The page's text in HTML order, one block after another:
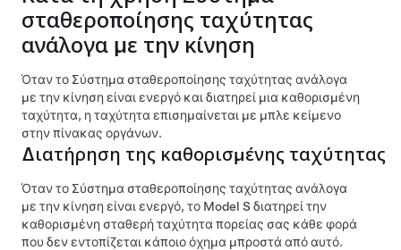
σταθεροποίησης ταχύτητας
ανάλογα με την κίνηση
Όταν το Σύστημα σταθεροποίησης ταχύτητας ανάλογα
με την κίνηση είναι ενεργό και διατηρεί μια καθορισμένη
ταχύτητα, η ταχύτητα επισημαίνεται με μπλε κείμενο
στηνπίνακας οργάνων.
Διατήρηση της καθορισμένης ταχύτητας
Όταν το Σύστημα σταθεροποίησης ταχύτητας ανάλογα
με την κίνηση είναι ενεργό, το Model S διατηρεί την
καθορισμένη σταθερή ταχύτητα πορείας σας κάθε φορά
που δεν εντοπίζεται κάποιο όχημα μπροστά από αυτό.